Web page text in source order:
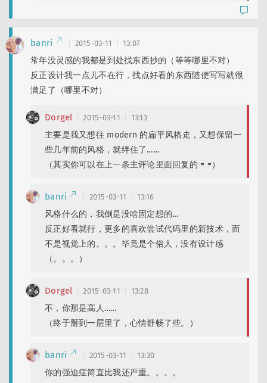
banri 2015-03-11 13:07
常年没灵感的我都是到处找东西抄的（等等哪里不对）
反正设计我一点儿不在行，找点好看的东西随便写写就很
满足了（哪里不对）
Dorgel 2015-03-11 13:13
主要是我又想往 modern 的扁平风格走，又想保留一
些几年前的风格，就绊住了……
（其实你可以在上一条主评论里面回复的 = =）
banri 2015-03-11 13:16
风格什么的，我倒是没啥固定想的…
反正好看就行，更多的喜欢尝试代码里的新技术，而
不是视觉上的。。。毕竟是个俗人，没有设计感
（。。。）
Dorgel 2015-03-11 13:28
不，你那是高人……
（终于掰到一层里了，心情舒畅了些。）
banri 2015-03-11 13:30
你的强迫症简直比我还严重。。。。